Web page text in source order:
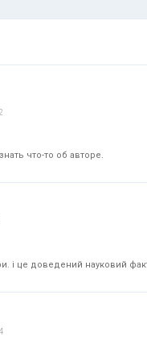
что-то об авторе.
це доведений науковий